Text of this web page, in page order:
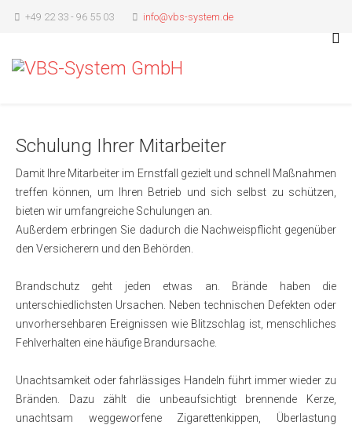
+49 22 33 - 96 55 03 info@vbs-system.de
Schulung Ihrer Mitarbeiter
Damit Ihre Mitarbeiter im Ernstfall gezielt und schnell Maßnahmen
treffen können, um Ihren Betrieb und sich selbst zu schützen,
bieten wir umfangreiche Schulungen an.
Außerdem erbringen Sie dadurch die Nachweispflicht gegenüber
den Versicherern und den Behörden.
Brandschutz geht jeden etwas an. Brände haben die
unterschiedlichsten Ursachen. Neben technischen Defekten oder
unvorhersehbaren Ereignissen wie Blitzschlag ist, menschliches
Fehlverhalten eine häufige Brandursache.
Unachtsamkeit oder fahrlässiges Handeln führt immer wieder zu
Bränden. Dazu zählt die unbeaufsichtigt brennende Kerze,
unachtsam weggeworfene Zigarettenkippen, Überlastung